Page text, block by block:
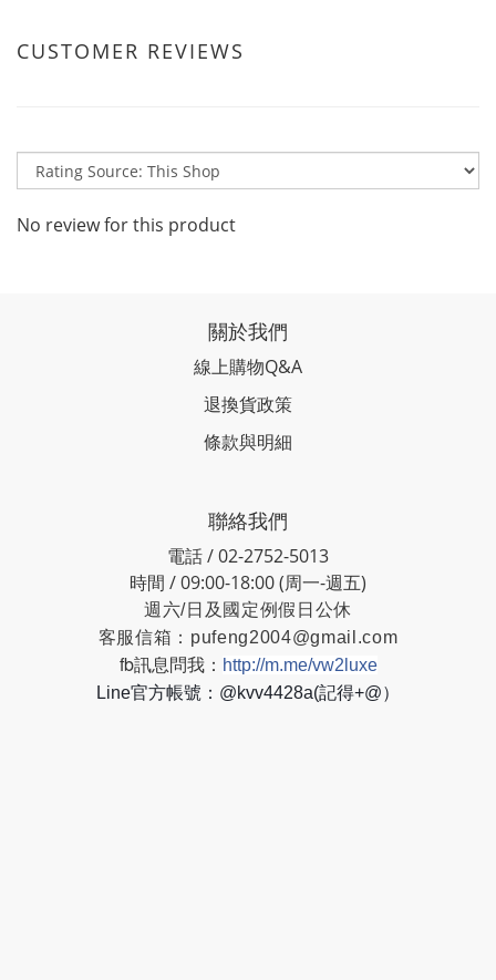
CUSTOMER REVIEWS
No review for this product
關於我們
線上購物Q&A
退換貨政策
條款與明細
聯絡我們
電話 / 02-2752-5013
時間 / 09:00-18:00 (周一-週五)
週六/日及國定例假日公休
客服信箱： pufeng2004@gmail.com
fb訊息問我： http://m.me/vw2luxe
Line官方帳號：@kvv4428a(記得+@）